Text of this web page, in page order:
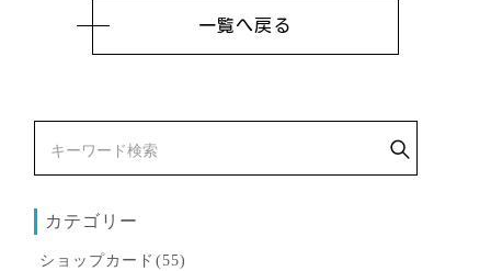
一覧へ戻る
カテゴリー
ショップカード(55)